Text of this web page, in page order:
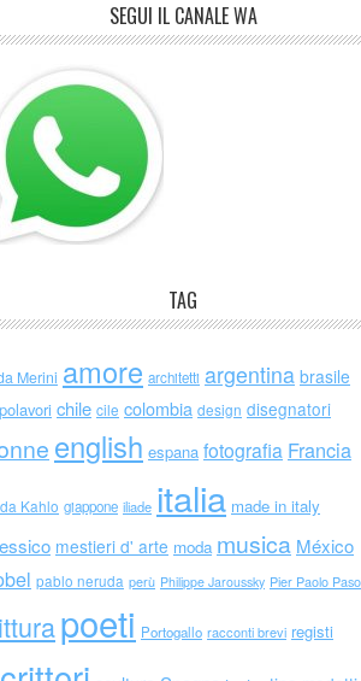
SEGUI IL CANALE WA
TAG
Merini amore architetti argentina brasile
chile cile colombia design disegnatori
english espana fotografia Francia
Kahlo giappone iliade italia made in italy
mestieri d' arte moda musica México
pablo neruda perù Philippe Jaroussky Pier Paolo
poeti Portogallo racconti brevi registi